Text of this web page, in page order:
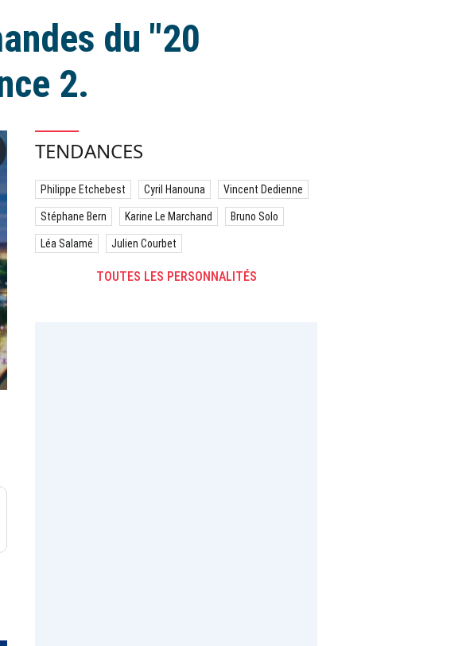
du "20
2.
TENDANCES
Philippe Etchebest Cyril Hanouna Vincent Dedienne
Stéphane Bern Karine Le Marchand Bruno Solo
Léa Salamé Julien Courbet
TOUTES LES PERSONNALITÉS